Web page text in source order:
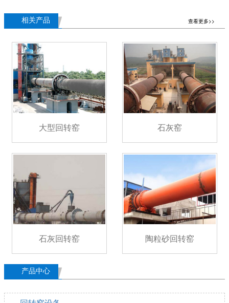
相关产品 查看更多>>
大型回转窑 石灰窑
石灰回转窑 陶粒砂回转窑
产品中心